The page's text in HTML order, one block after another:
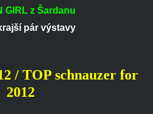
GIRL z Šardanu
pár výstavy
/ TOP schnauzer for
2012